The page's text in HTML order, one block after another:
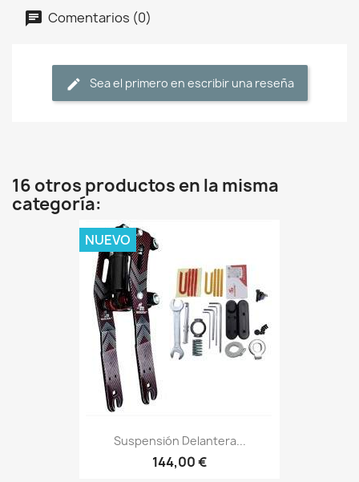
Comentarios (0)
Sea el primero en escribir una reseña
16 otros productos en la misma
categoría:
Suspensión Delantera...
144,00 €
NUEVO